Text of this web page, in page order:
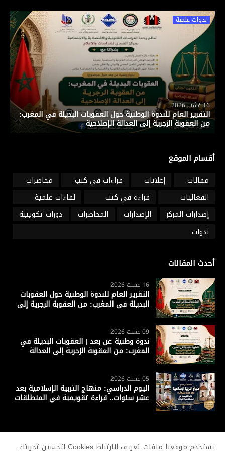
ندوات علمية
16 غشت 2026
التقرير العام للندوة الوطنية حول العقوبات البديلة في المغرب:
من العقوبة الزجرية إلى العدالة الإصلاحية
أقسام الموقع
مقالات إعلانات قراءات في كتب
محاضرات
الفعاليات
قراءة في كتب
لقاءات علمية
إصدارات المركز
الإصدارات المحاضرات
دورات تكوينية
ندوات
أحدث المقالات
16 غشت 2026
التقرير العام للندوة الوطنية حول العقوبات
البديلة في المغرب: من العقوبة الزجرية إلى
09 غشت 2026
ندوة وطنية عن بعد | العقوبات البديلة في
المغرب: من العقوبة الزجرية إلى العدالة
05 غشت 2026
اليوم الدراسي: منهاج التربية الإسلامية بعد
عشر سنوات.. قراءة تقويمية في المنطلقات
يستخدم موقعنا ملفات تعريف الارتباط Cookies لتحسين تجربتك.